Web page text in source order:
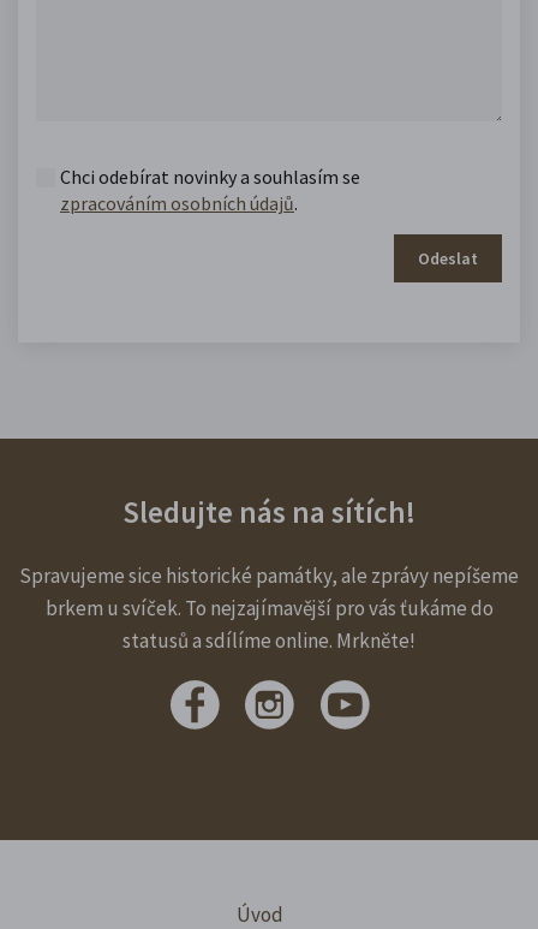
Chci odebírat novinky a souhlasím se
zpracováním osobních údajů.
Odeslat
Sledujte nás na sítích!
Spravujeme sice historické památky, ale zprávy nepíšeme
brkem u svíček. To nejzajímavější pro vás ťukáme do
statusů a sdílíme online. Mrkněte!
Úvod